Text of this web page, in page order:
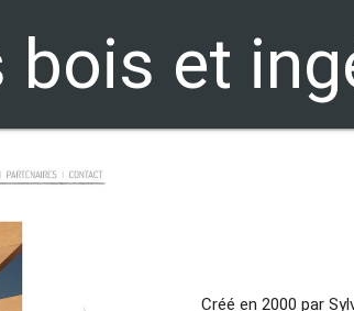
bois et
Créé en 2000 par